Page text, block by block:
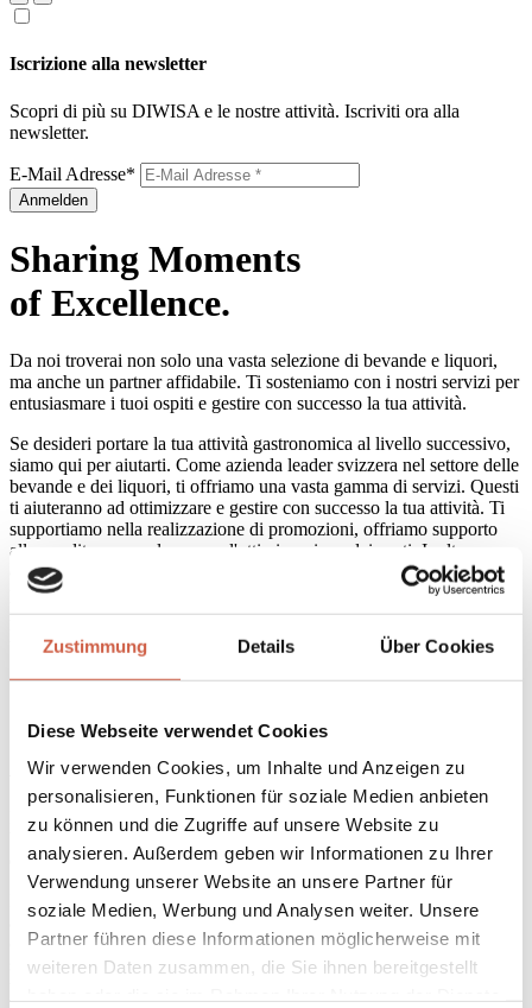
Zustimmung Details Über Cookies
Diese Webseite verwendet Cookies
Wir verwenden Cookies, um Inhalte und Anzeigen zu
personalisieren, Funktionen für soziale Medien anbieten
zu können und die Zugriffe auf unsere Website zu
analysieren. Außerdem geben wir Informationen zu Ihrer
Verwendung unserer Website an unsere Partner für
soziale Medien, Werbung und Analysen weiter. Unsere
Partner führen diese Informationen möglicherweise mit
weiteren Daten zusammen, die Sie ihnen bereitgestellt
Iscrizione alla newsletter
Scopri di più su DIWISA e le nostre attività. Iscriviti ora alla
newsletter.
E-Mail Adresse*
Anmelden
Sharing Moments
of Excellence.
Da noi troverai non solo una vasta selezione di bevande e liquori,
ma anche un partner affidabile. Ti sosteniamo con i nostri servizi per
entusiasmare i tuoi ospiti e gestire con successo la tua attività.
Se desideri portare la tua attività gastronomica al livello successivo,
siamo qui per aiutarti. Come azienda leader svizzera nel settore delle
bevande e dei liquori, ti offriamo una vasta gamma di servizi. Questi
ti aiuteranno ad ottimizzare e gestire con successo la tua attività. Ti
supportiamo nella realizzazione di promozioni, offriamo supporto
alle vendite e consulenza per l'ottimizzazione dei costi. Inoltre,
offriamo consulenza sulle tendenze e formazione per il tuo
personale. Con la nostra vasta esperienza e la combinazione delle
nostre risorse, possiamo aiutarti a competere con successo e superare
le aspettative dei tuoi ospiti su tutti i livelli. Scopri i nostri servizi!
Per saperne di più sui nostri servizi
Acquisti nel negozio online
Nel nostro negozio online ti aspetta una vasta selezione che va dalle
bevande di alta qualità e liquori, come lo spumante, a whisky
esclusivi.
La nostra gamma comprende anche una vasta selezione di bevande
analcoliche come il tè freddo, diversi tonic, bibite gassate e cola. Ti
offriamo una vasta scelta di marche e varietà, in modo da trovare
sempre ciò che fa al caso tuo. Il nostro obiettivo è offrirti